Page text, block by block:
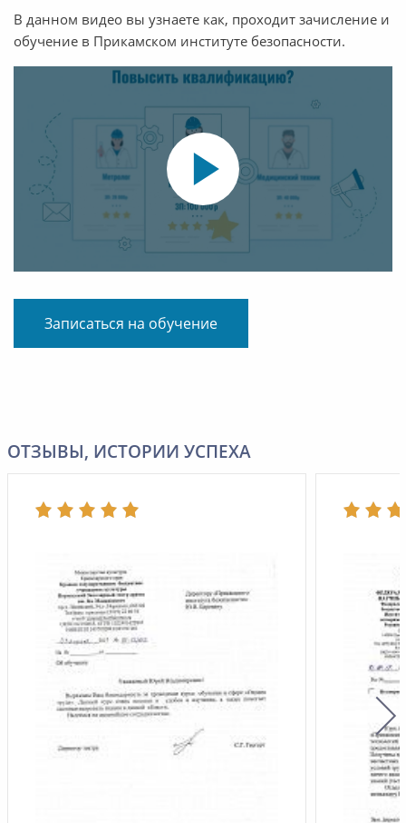
В данном видео вы узнаете как, проходит зачисление и
обучение в Прикамском институте безопасности.
Записаться на обучение
ОТЗЫВЫ, ИСТОРИИ УСПЕХА